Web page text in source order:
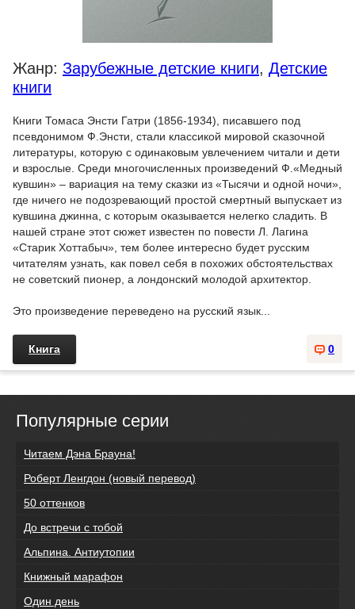
Жанр: Зарубежные детские книги, Детские
книги
Книги Томаса Энсти Гатри (1856-1934), писавшего под
псевдонимом Ф.Энсти, стали классикой мировой сказочной
литературы, которую с одинаковым увлечением читали и дети
и взрослые. Среди многочисленных произведений Ф.«Медный
кувшин» – вариация на тему сказки из «Тысячи и одной ночи»,
где ничего не подозревающий простой смертный выпускает из
кувшина джинна, с которым оказывается нелегко сладить. В
нашей стране этот сюжет известен по повести Л. Лагина
«Старик Хоттабыч», тем более интересно будет русским
читателям узнать, как повел себя в похожих обстоятельствах
не советский пионер, а лондонский молодой архитектор.
Это произведение переведено на русский язык...
0
Книга
Популярные серии
Читаем Дэна Брауна!
Роберт Ленгдон (новый перевод)
50 оттенков
До встречи с тобой
Альпина. Антиутопии
Книжный марафон
Один день